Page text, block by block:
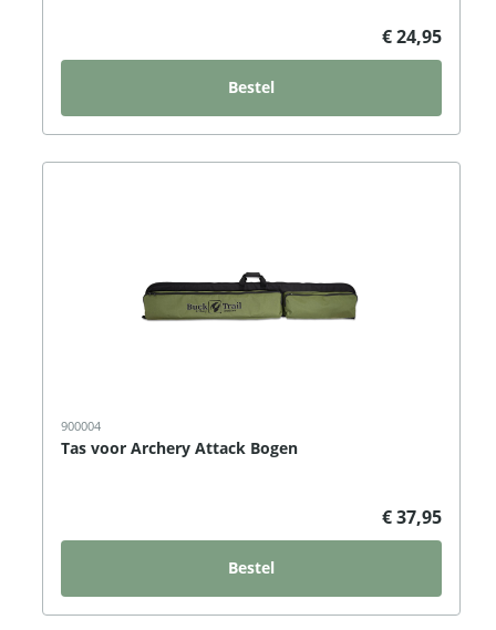
€ 24,95
Bestel
900004
Tas voor Archery Attack Bogen
€ 37,95
Bestel